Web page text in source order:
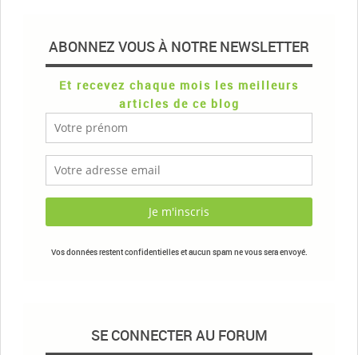
ABONNEZ VOUS À NOTRE NEWSLETTER
Et recevez chaque mois les meilleurs
articles de ce blog
Vos données restent confidentielles et aucun spam ne vous sera envoyé.
SE CONNECTER AU FORUM